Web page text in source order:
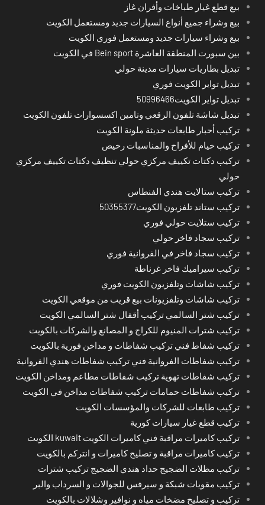
بيع قطع غيار طباخات وأفران غاز
بيع وشراء جميع أنواع السيارات جديد ومستعمل الكويت
بيع وشراء سيارات جديد ومستعمل فوري الكويت
بين سبورت المنطقة العاشرة Bein sport في الكويت
تبديل بطاريات سيارات مدينة حولي
تبديل تواير الكويت فوري
تبديل تواير الكويت50996466
تبديل شاشة تلفون الرقعي وتامين اكسسوارات تلفون الكويت
تركيب أحبار طابعات حديثة ملونة الكويت
تركيب خيام للأفراح والمناسبات رخيص
تركيب دكتات تكييف مركزي حولي تنظيف دكتات تكييف مركزي
حولي
تركيب ستالايت هندي الفنطاس
تركيب ستاند تلفزيون الكويت50355377
تركيب ستلايت حولي فوري
تركيب سجاد فاخر حولي
تركيب سجاد فاخر في الفروانية فوري
تركيب سيراميك فاخر غرناطة
تركيب شاشات وتلفزيون الكويت فوري
تركيب شاشات وتلفزيونات بيع قريب من موقعي الكويت
تركيب شتر السالمي تركيب أقفال شتر السالمي الكويت
تركيب شترات المنيوم للكراج و المصانع والشركات بالكويت
تركيب شفاط فني تركيب شفاطات و مداخن فورية بالكويت
تركيب شفاطات الفروانية فني تركيب شفاطات هندي الفروانية
تركيب شفاطات تهوية تركيب شفاطات مطاعم ومداخن الكويت
تركيب شفاطات حمامات تركيب شفاطات مداخن في الكويت
تركيب طابعات للشركات والمؤسسات الكويت
تركيب قطع غيار سيارات كورية
تركيب كاميرات مراقبة فني كاميرات الكويت kuwait الكويت
تركيب كاميرات مراقبة و تصليح كاميرات و انتركم بالكويت
تركيب مظلات الضجيج حداد هندي الضجيج تركيب شترات
تركيب مقويات شبكة و سيرفس للجوالات و السرداب والبر
تركيب و تصليح مضخات مياه و نوافير وشلالات بالكويت